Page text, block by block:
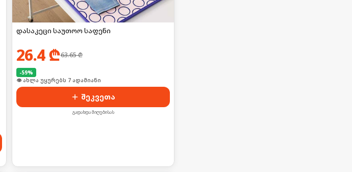
დასაკეცი საუთოო საფენი
26.4₾63.65₾
-59%
👁 ახლა უყურებს 7 ადამიანი
შეკვეთა
გადახდა მიღებისას